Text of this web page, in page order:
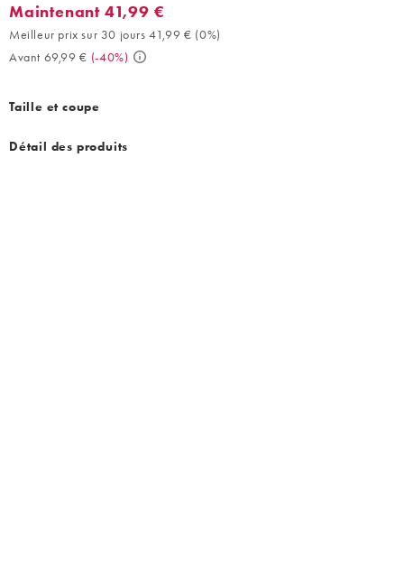
Maintenant 41,99 €. Meilleur prix sur 30 jours 41,99 € (0%).
Maintenant 41,99 €
Meilleur prix sur 30 jours 41,99 € (0%)
Avant 69,99 € (-40%)
Taille et coupe
Détail des produits